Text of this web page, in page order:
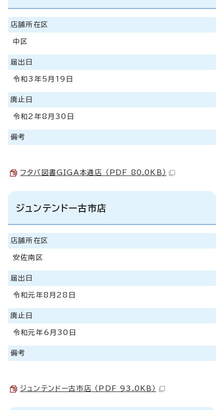
店舗所在区
中区
届出日
令和3年5月19日
廃止日
令和2年8月30日
備考
フタバ図書GIGA本通店 （PDF 80.0KB）
ジュンテンドー古市店
店舗所在区
安佐南区
届出日
令和元年8月28日
廃止日
令和元年6月30日
備考
ジュンテンドー古市店 （PDF 93.0KB）